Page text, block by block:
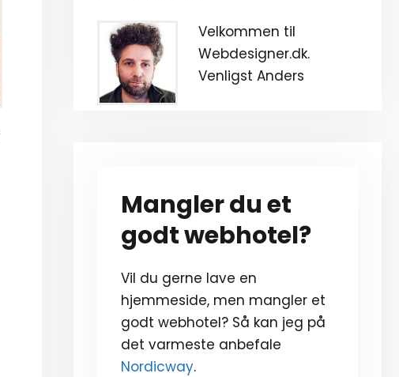
Velkommen til
Webdesigner.dk.
Venligst Anders
Mangler du et
godt webhotel?
Vil du gerne lave en
hjemmeside, men mangler et
godt webhotel? Så kan jeg på
det varmeste anbefale
Nordicway.